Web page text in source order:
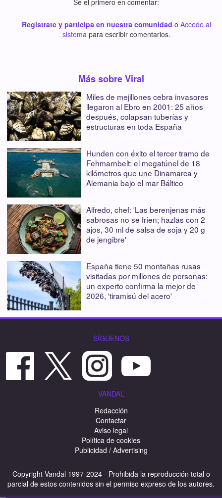
Regístrate y participa en nuestra comunidad o Accede al
sistema para escribir comentarios.
Más sobre Viral
Miles de mejillones cebra invasores
llegaron al Ebro en 2001: 25 años
después, colapsan tuberías y
estructuras en toda España
Hunden con éxito el tercer tramo de
Fehmarnbelt: el megatúnel de 18
kilómetros que une Dinamarca y
Alemania bajo el mar Báltico
Alfredo, chef: 'Las berenjenas más
sabrosas no se fríen; hazlas con 2
ajos, 30 ml de salsa de soja y 20 g
de jengibre'
España tiene 50 montañas rusas
visitadas por millones de personas:
un experto confirma la mejor de
2026, 'tiramisú del acero'
SÍGUENOS
VANDAL
Redacción
Contactar
Aviso legal
Política de cookies
Publicidad / Advertising
Copyright Vandal 1997-2024 - Prohibida la reproducción total o
parcial de estos contenidos sin el permiso expreso de los autores.